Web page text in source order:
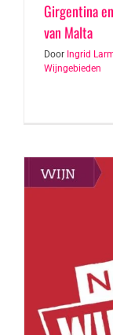
Girgentina
van Malta
Door Ingrid
Wijngebieden